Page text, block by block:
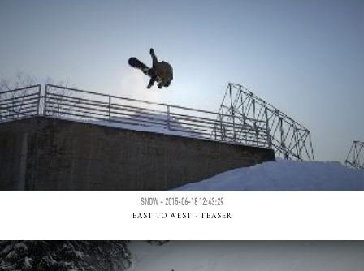
SNOW - 2015-06-18 12:43:29
EAST TO WEST - TEASER